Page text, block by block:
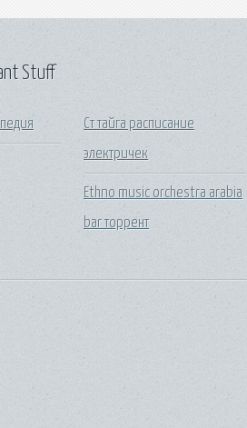
Stuff
Ст тайга расписание
электричек
Ethno music orchestra arabia
bar торрент